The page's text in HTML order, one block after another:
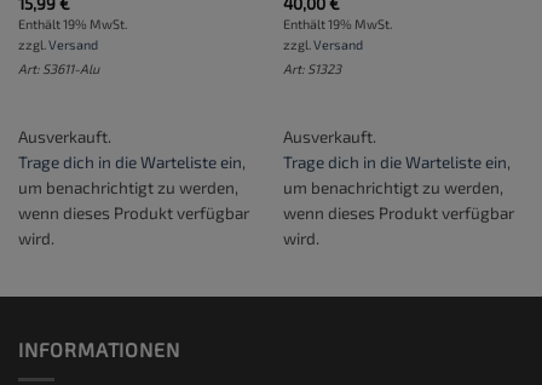
Enthält 19% MwSt.
zzgl. Versand
Art: S3611-Alu
Ausverkauft.
Trage dich in die Warteliste ein,
um benachrichtigt zu werden,
wenn dieses Produkt verfügbar
wird.
Enthält 19% MwSt.
zzgl. Versand
Art: S1323
Ausverkauft.
Trage dich in die Warteliste ein,
um benachrichtigt zu werden,
wenn dieses Produkt verfügbar
wird.
INFORMATIONEN